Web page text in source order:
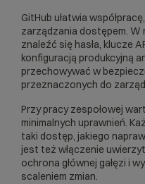
GitHub ułatwia
zarządzania dostępem.
znaleźć się hasła, klucze
konfiguracją produkcyjną
przechowywać w
przeznaczonych do
Przy pracy zespołowej
minimalnych uprawnień.
taki dostęp, jakiego
jest też włączenie
ochrona głównej gałęzi i
scaleniem zmian.